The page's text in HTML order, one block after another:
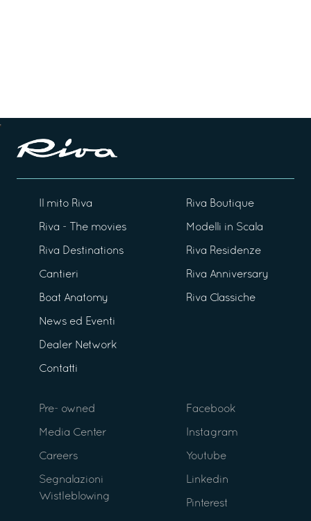
Il mito Riva
Riva - The movies
Riva Destinations
Cantieri
Boat Anatomy
News ed Eventi
Dealer Network
Contatti
Riva Boutique
Modelli in Scala
Riva Residenze
Riva Anniversary
Riva Classiche
Pre- owned
Media Center
Careers
Segnalazioni
Wistleblowing
Facebook
Instagram
Youtube
Linkedin
Pinterest